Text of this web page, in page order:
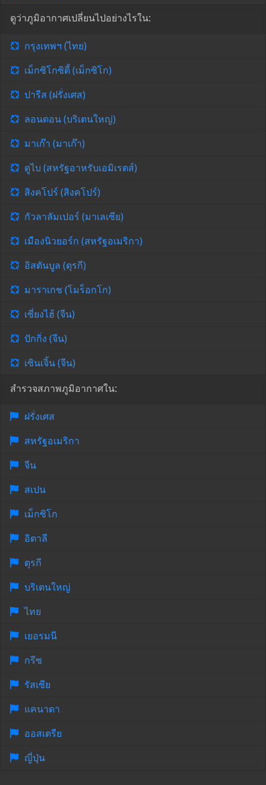
ดูว่าภูมิอากาศเปลี่ยนไปอย่างไรใน:
กรุงเทพฯ (ไทย)
เม็กซิโกซิตี้ (เม็กซิโก)
ปารีส (ฝรั่งเศส)
ลอนดอน (บริเตนใหญ่)
มาเก๊า (มาเก๊า)
ดูไบ (สหรัฐอาหรับเอมิเรตส์)
สิงคโปร์ (สิงคโปร์)
กัวลาลัมเปอร์ (มาเลเซีย)
เมืองนิวยอร์ก (สหรัฐอเมริกา)
อิสตันบูล (ตุรกี)
มาราเกช (โมร็อกโก)
เซี่ยงไฮ้ (จีน)
ปักกิ่ง (จีน)
เซินเจิ้น (จีน)
สำรวจสภาพภูมิอากาศใน:
ฝรั่งเศส
สหรัฐอเมริกา
จีน
สเปน
เม็กซิโก
อิตาลี
ตุรกี
บริเตนใหญ่
ไทย
เยอรมนี
กรีซ
รัสเซีย
แคนาดา
ออสเตรีย
ญี่ปุ่น